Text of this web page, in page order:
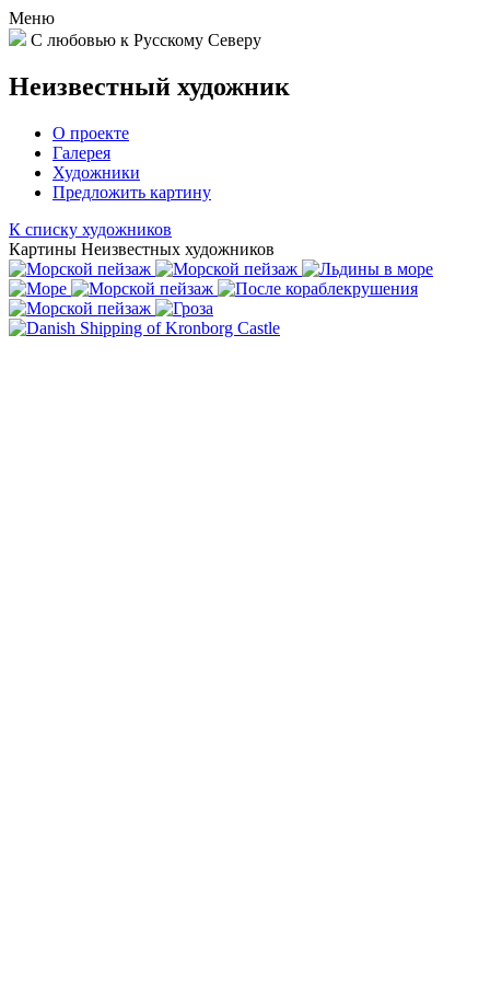
Меню
С любовью к Русскому Северу
Неизвестный художник
О проекте
Галерея
Художники
Предложить картину
К списку художников
Картины Неизвестных художников